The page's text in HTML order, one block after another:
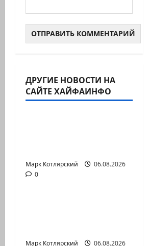
ДРУГИЕ НОВОСТИ НА
САЙТЕ ХАЙФАИНФО
Израиль сегодня
Марк Котлярский Телеграмм Канал
Марк Котлярский
06.08.2026
0
Израиль сегодня
Марк Котлярский Телеграмм Канал
Марк Котлярский 06.08.2026